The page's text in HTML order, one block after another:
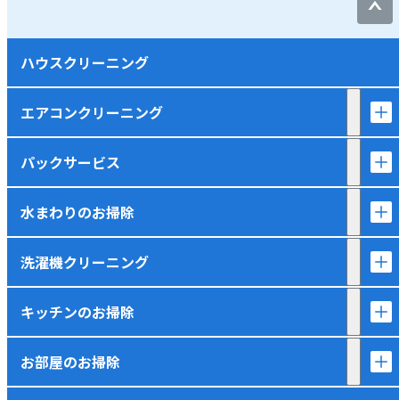
ハウスクリーニング
エアコンクリーニング
パックサービス
水まわりのお掃除
洗濯機クリーニング
キッチンのお掃除
お部屋のお掃除